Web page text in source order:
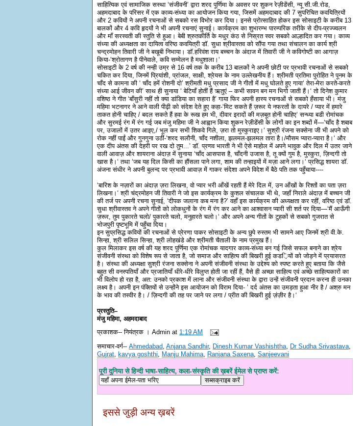
साहित्यिक एवं सामाजिक सस्था ‘संजीवनी’ द्वारा शरद पूर्णिमा के अवसर पर शुकन रेज़ीडेंसी, न्यू सी.जी.रोड,
अहमदाबाद के परिसर में एक काव्य-संध्या का आयोजन किया गया, जिसमें अहमदाबाद की 7 सुपरिचित कवयित्रियों
और 2 कवियों ने अपनी रचनाओं से सबको रस विभोर कर दिया। इनसे प्रोत्साहित होकर इस सोसाइटी के करीब 13
बालकों और 4 कवि हृदयों ने भी अपनी रचनाएं सुनाई। कार्यक्रम का शुभारम्भ पारम्परिक तरीके से दीप-प्रज्ज्वलन
और माँ सरस्वती की स्तुति से हुआ। बेबी श्रुतकीर्ति के मधुर कंठ से निस्रत स्वर सबको आल्हादित कर गया। काव्य
संध्या की अध्यक्षता का दायित्व वरिष्ठ कवयित्री डॉ. सुधा श्रीवास्तव को सौंपा गया तथा संचालन का कार्य श्री
चन्द्रमोहन तिवारी जी ने बखूबी निभाया। डॉ.हरिवंश राय बच्चन के अंदाज में तिवारी जी ने कविगोष्टी का आगाज़
किया-‘श्रोतागण है पीनेवाले, कवि सम्मेलन है मधुशाला।‘
सोसाइटी के 2 वर्ष की नन्ही उम्र से 16 वर्ष तक के करीब 13 बालकों ने अपनी छोटी पर प्रभावी रचनाओं से सबको
चकित कर दिया, जिनमें प्रियांशी, प्रांजल, साक्षी, श्रेयस के नाम उल्लेखनीय हैं। श्रीमती प्रतिमा पुरोहित ने पूनम के
चाँद से कामना की ‘ चाँद हमें रोशनी दो’ श्रीमती मधु प्रसाद जी ने गीतों में मधु घोलते हुए गाया‘ तेरा-मेरा करते-करते
संध्या आई जीवन की’ साथ ही सुनाया ‘ बेटियाँ होतीं हैं ऋतुएं – कभी सावन बन मन भिगो जाती हैं।‘ तो दिनेश कुमार
वशिष्ठ ने गीत ‘बाँसुरी नहीं तो क्या डांडिया का सहारा है’ गाया फिर अपनी हास्य रचनाओं से सबको हँसाया भी। मंजु
महिमा भटनागर ने आने वाली पीढ़ी को संदेश देते हुए कहा-‘मिट सकते हैं ज़रूर ये नफरतों के दायरे / प्यार में हमारे
ताकत होनी चाहिए / बदल सकते हैं हवा के रूख हम भी, दीवार इरादों की मज़बूत होनी चाहिए‘ सन्ध्या बडी रोमांचक
और सुरमई रंग में रंग गई जब मंजु महिमा जी ने आह्वान किया शुकन रेज़ीडेंसी के लोगों का इन शब्दों में—‘चाँद है शबाब
पर, उजालों में उतर आइए,/ भूल कर सभी शिकवे गिले, ज़रा तो मुस्कुराइए।‘ सुश्री रंजना सक्सेना जी भी अपने को
रोक नहीं पाईं और गुनगुना उठीं-‘शरद सलौनी, चाँद नशीला, झलमल-झलमल तारा है।/मौसम प्यारा-प्यारा है।‘ और
एक दीप अंतस की देहरी पर रख दो तुम...’ डॉ. प्रणव भारती ने भी ऐसे माहोल में अपने भावुक और दिल में उतर जाने
वाली आवाज़ और शायराना अंदाज़ में सुनाया ‘चाँद आसपास है, चाँदनी उजास है, तू क्यों गुम है, मुस्कुरा, ज़िन्दगी तो
खास है।‘ तथा ‘जब यह दिल किसी का हौंसला पाने लगा, शाम की तन्हाइयों में मज़ा आने लगा।‘ प्रसिद्ध शायरा डॉ.
अंजना संधीर ने अपनी बुलन्द पर प्रभावी आवाज़ में गाकर संदेशा अपने विदेश में बैठे पति तक पहुँचाया----
‘बारिश के नज़ारों का अंदाज़ ज़रा लिखना, वो प्यार भरी आँखें रहती हैं मेरे दिल में, उन आँखों के रिश्तों का पता ज़रा
लिखना।‘ श्री चंद्रमोहन जी तिवारी ने जो इस कार्यक्रम के कुशल संचालक भी थे, जहाँ निराले अंदाज़ में बच्चन जी
की तर्ज पर अपनी रचना सुनाई, ‘दीपक जलाना कब मना है?’ वहाँ इस कार्यक्रम की अध्यक्षता कर रहीं, वरिष्ठ एवं डॉ.
सुधा श्रीवास्तव ने अपने गीतों को लोकधुनों के रंग में रंग कर आने का आश्वासन प्यारी सी शर्त पर दिया—‘मैं आऊँगी
ज़रूर, तुम पुकारते चलो/ पुकारते चलो, मनुहारते चलो।‘ और अपने अन्य गीतों के टुहकों से सबको गुजरात से
भोजपुरी पृष्टभूमि में पहुँचा दिया।
इन सुप्रसिद्ध कवियों की रचनाओं से प्रेरणा पाकर सोसाइटी के अन्य छुपे रुस्तम भी सामने आए जिनमें श्री वी.के.
सिन्हा, श्री सलिल सिन्हा, श्री लोहखंडे और श्रीमती चैताली के नाम प्रमुख हैं।
कुल मिलाकर इस वर्ष की यह शरद पूर्णिमा एक रोमांचक यादगार काव्य-संध्या बन गई जिसे सफल बनाने का श्रेय
संजीवनी संस्था को विशेष रूप से जाता है, जो समाज और साहित्य की बिखरी हुई कड‌़ियों को जोड़ने में प्रयासरत
है। संस्था की अध्यक्षा सुश्री रंजना सक्सेना ने अपनी संजीवनी संस्था के उद्देश्य को स्पष्ट करते हुए बताया कि जैसे
बहुत सी वनस्पतियाँ और प्रजातियाँ धीरे-धीरे विलुप्त होती जा रहीं हैं, वैसे ही अच्छा साहित्य एवं अच्छे साहित्यकारों का
भी विलोप हो रहा है, अत: उनको प्रकाश में लाना और संजीवनी संस्था के द्वारा उन्हें संजीवनी प्रदान करना ही उनका
लक्ष्य है। अपनी इन पंक्तियों से उन्होंने इस आयोजन को विराम दिया- ’ दर्द अंतस का उमड़ता हुआ नीर है / अश्रु मन
के भाव की तस्वीर है। / ज़िन्दगी की तह पर जाने पर लगा / प्रीत की बिखरी हुई ज़ंज़ीर है।‘
प्रस्तुति–
मंजु महिमा, अहमदाबाद
प्रकाशक--नियंत्रक । Admin at 1:19 AM
समाचार-वर्ग--Ahmedabad ,Anjana Sandhir, Dinesh Kumar Vashishtha Dr Sudha Srivastava
Gujrat
kavya goshthi Manju Mahima Ranjana Saxena ,Sanjeevani
पूरी दुनिया से हिन्दी भाषा-साहित्य, कला-संस्कृति की ख़बरें ईमेल से प्राप्त करें:
इससे जुड़ी अन्य ख़बरें